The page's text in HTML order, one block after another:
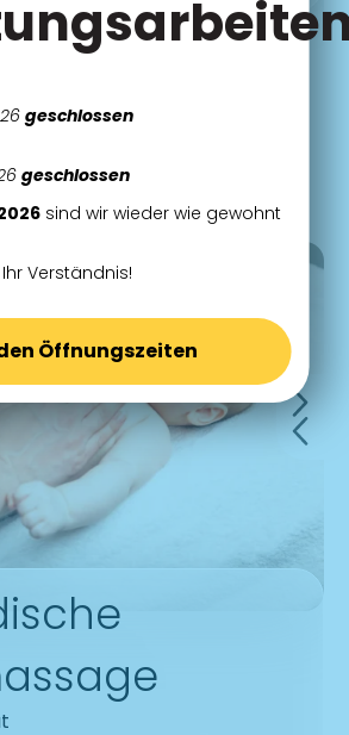
Körper im Wasser zur Ruhe
eine enge Verbindung zu
Baby.
und
geschlossen
geschlossen
sind wir wieder wie gewohnt
Verständnis!
Öffnungszeiten